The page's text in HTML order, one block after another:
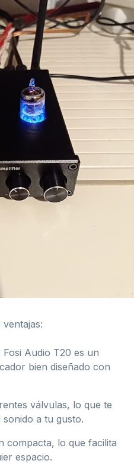
Audio T20 es un
bien diseñado con
válvulas, lo que te
a tu gusto.
compacta, lo que facilita
espacio.